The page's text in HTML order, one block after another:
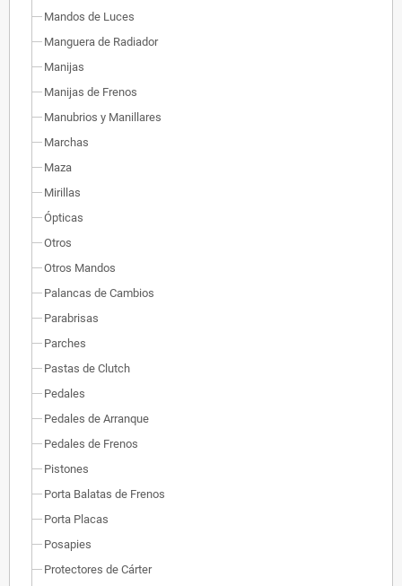
Mandos de Luces
Manguera de Radiador
Manijas
Manijas de Frenos
Manubrios y Manillares
Marchas
Maza
Mirillas
Ópticas
Otros
Otros Mandos
Palancas de Cambios
Parabrisas
Parches
Pastas de Clutch
Pedales
Pedales de Arranque
Pedales de Frenos
Pistones
Porta Balatas de Frenos
Porta Placas
Posapies
Protectores de Cárter